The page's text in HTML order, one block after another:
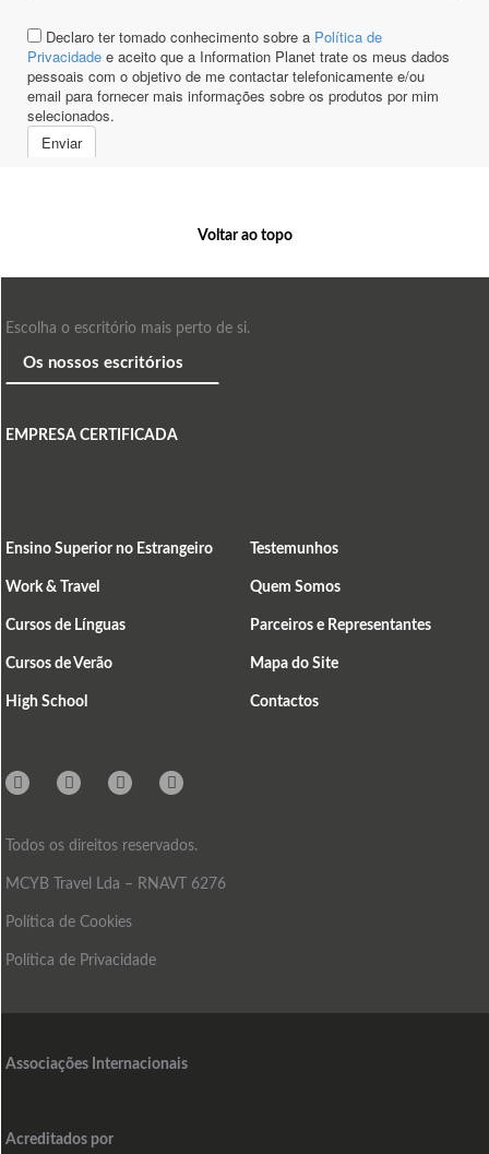
Voltar ao topo
Escolha o escritório mais perto de si.
EMPRESA CERTIFICADA
Ensino Superior no Estrangeiro
Work & Travel
Cursos de Línguas
Cursos de Verão
High School
Testemunhos
Quem Somos
Parceiros e Representantes
Mapa do Site
Contactos
Todos os direitos reservados.
Política de Cookies
Política de Privacidade
InstagramFacebookLinkedinMail
MCYB Travel Lda – RNAVT 6276
Associações Internacionais
Acreditados por